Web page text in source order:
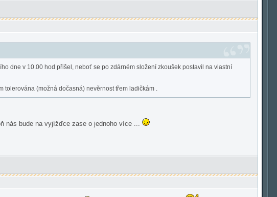
dne v 10.00 hod přišel, neboť se po zdárném složení zkoušek postavil na vlastní
tolerována (možná dočasná) nevěrnost třem ladičkám .
nás bude na vyjížďce zase o jednoho více ...